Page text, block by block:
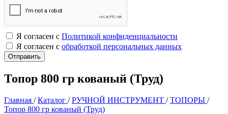
Я согласен с Политикой конфиденциальности
Я согласен с обработкой персональных данных
Топор 800 гр кованый (Труд)
Главная /Каталог /РУЧНОЙ ИНСТРУМЕНТ /ТОПОРЫ /
Топор 800 гр кованый (Труд)